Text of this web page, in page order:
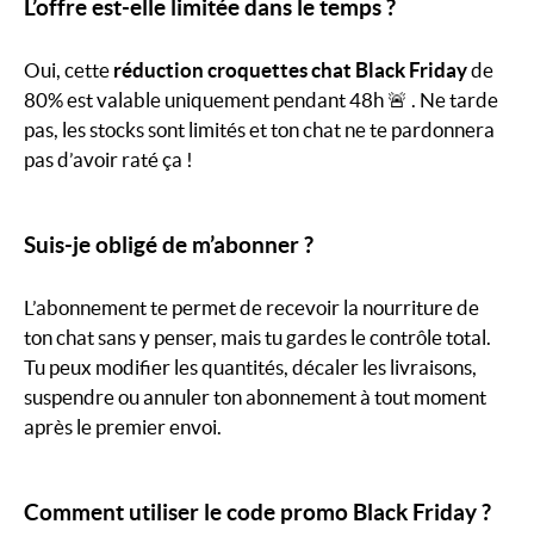
L’offre est-elle limitée dans le temps ?
Oui, cette réduction croquettes chat Black Fridayde
80% est valable uniquement pendant 48h 🚨 . Ne tarde
pas, les stocks sont limités et ton chat ne te pardonnera
pas d’avoir raté ça !
Suis-je obligé de m’abonner ?
L’abonnement te permet de recevoir la nourriture de
ton chat sans y penser, mais tu gardes le contrôle total.
Tu peux modifier les quantités, décaler les livraisons,
suspendre ou annuler ton abonnement à tout moment
après le premier envoi.
Comment utiliser le code promo Black Friday ?